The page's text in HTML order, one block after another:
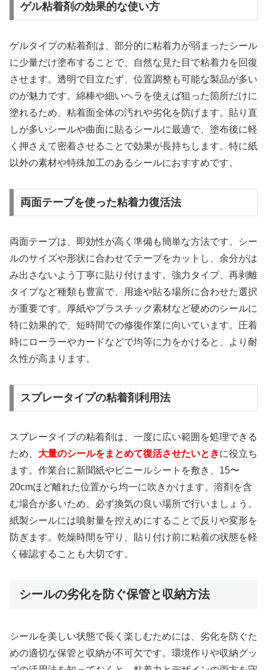
ゲル粘着剤の効果的な使い方
ゲルタイプの粘着剤は、部分的に粘着力が弱まったシール
に少量だけ塗布することで、自然な見た目で粘着力を回復
させます。透明で目立たず、位置調整も可能な製品が多い
のが魅力です。綿棒や細いヘラを使えば狙った箇所だけに
塗れるため、粘着面全体の汚れや劣化を防げます。貼り直
しが多いシールや曲面に貼るシールに最適で、塗布後に軽
く押さえて密着させることで効果が長持ちします。特に紙
以外の素材や特殊加工のあるシールにおすすめです。
両面テープを使った粘着力復活法
両面テープは、即効性が高く準備も簡単な方法です。シー
ルのサイズや形状に合わせてテープをカットし、余分がは
み出さないよう丁寧に貼り付けます。強力タイプ、再剥離
タイプなど種類も豊富で、用途や貼る場所に合わせた選択
が重要です。厚紙やプラスチック素材など硬めのシールに
特に効果的で、短時間での修復作業に向いています。圧着
時にローラーやカードなどで均等に力をかけると、より耐
久性が高まります。
スプレータイプの粘着剤利用法
スプレータイプの粘着剤は、一度に広い範囲を処理できる
ため、 大量のシールをまとめて復活させたいときに役立ち
ます。作業台に新聞紙やビニールシートを敷き、15〜
20cmほど離れた位置から均一に吹きかけます。溶剤を含
む場合が多いため、必ず換気の良い場所で行いましょう。
紙製シールには噴射量を控えめにすることで反りや変形を
防ぎます。乾燥時間を守り、貼り付け前に粘着の状態を軽
く確認することも大切です。
シールの劣化を防ぐ保管と収納方法
シールを美しい状態で長く楽しむためには、劣化を防ぐた
めの適切な保管と収納が不可欠です。環境作りや収納グッ